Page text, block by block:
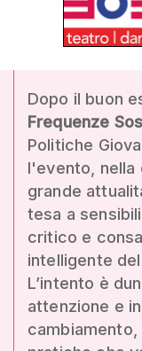
Dopo il buon
Frequenze
Politiche
l'evento, nella
grande
tesa a
critico e
intelligente
L’intento è
attenzione e